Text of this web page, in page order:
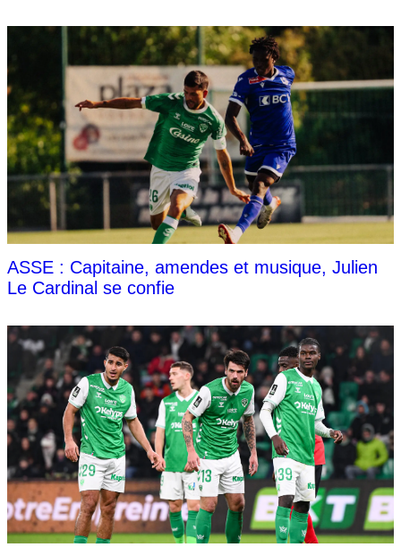
ASSE : Capitaine, amendes et musique, Julien
Le Cardinal se confie